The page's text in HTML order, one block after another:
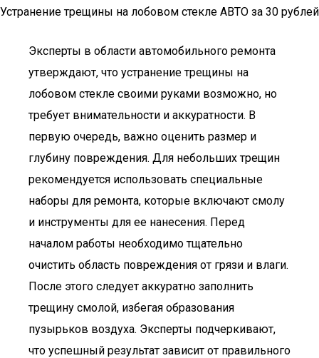
Устранение трещины на лобовом стекле АВТО за 30 рублей
Эксперты в области автомобильного ремонта
утверждают, что устранение трещины на
лобовом стекле своими руками возможно, но
требует внимательности и аккуратности. В
первую очередь, важно оценить размер и
глубину повреждения. Для небольших трещин
рекомендуется использовать специальные
наборы для ремонта, которые включают смолу
и инструменты для ее нанесения. Перед
началом работы необходимо тщательно
очистить область повреждения от грязи и влаги.
После этого следует аккуратно заполнить
трещину смолой, избегая образования
пузырьков воздуха. Эксперты подчеркивают,
что успешный результат зависит от правильного